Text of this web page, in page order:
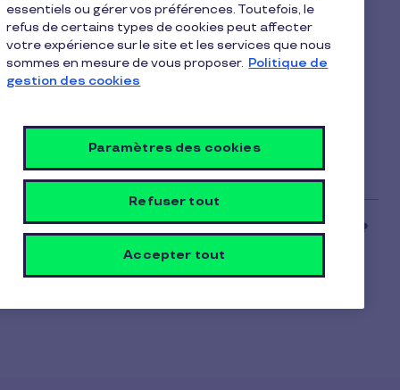
1
min
lecture
Vous pouvez consulter le numéro de votre carte
directement depuis l’appli Pluxee :
-Rendez-vous dans «
Avantages»,
toutes les informations de votre carte.
essentiels ou gérer vos préférences. Toutefois, le
refus de certains types de cookies peut affecter
votre expérience sur le site et les services que nous
sommes en mesure de vous proposer. Politique de
gestion des cookies
Paramètres des cookies
Refuser tout
Accepter tout